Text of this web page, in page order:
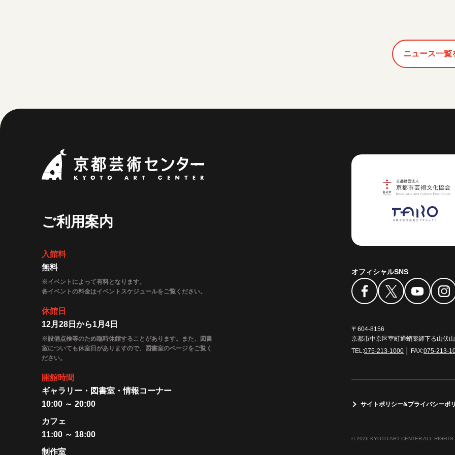
ニュース一覧
ご利用案内
入館料
無料
※イベントによって有料となります。
各イベントの料金はイベントスケジュールをご覧ください。
休館日
12月28日から1月4日
※設備点検等のため臨時休館することがあります。また、図書
室についても休室日がありますので、図書室のページをご覧く
ださい。
開館時間
ギャラリー・図書室・情報コーナー
10:00 ～ 20:00
カフェ
11:00 ～ 18:00
制作室
オフィシャルSNS
〒604-8156
京都市中京区室町通蛸薬師下る山伏
TEL:075-213-1000 │ FAX:075-213-
サイトポリシー&プライバシーポ
© 2026 KYOTO ART CENTER ALL RIGHTS